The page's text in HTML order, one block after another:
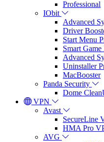
Professional
IObit
Advanced
Driver
Start Menu
Smart Game
Advanced
Uninstaller
MacBooster
Panda Security
Dome
VPN
Avast
SecureLine
HMA Pro
AVG